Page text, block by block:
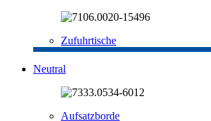
Zufuhrtische
Neutral
Aufsatzborde